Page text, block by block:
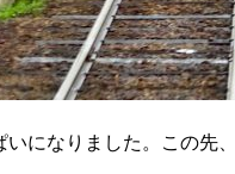
になりました。この先